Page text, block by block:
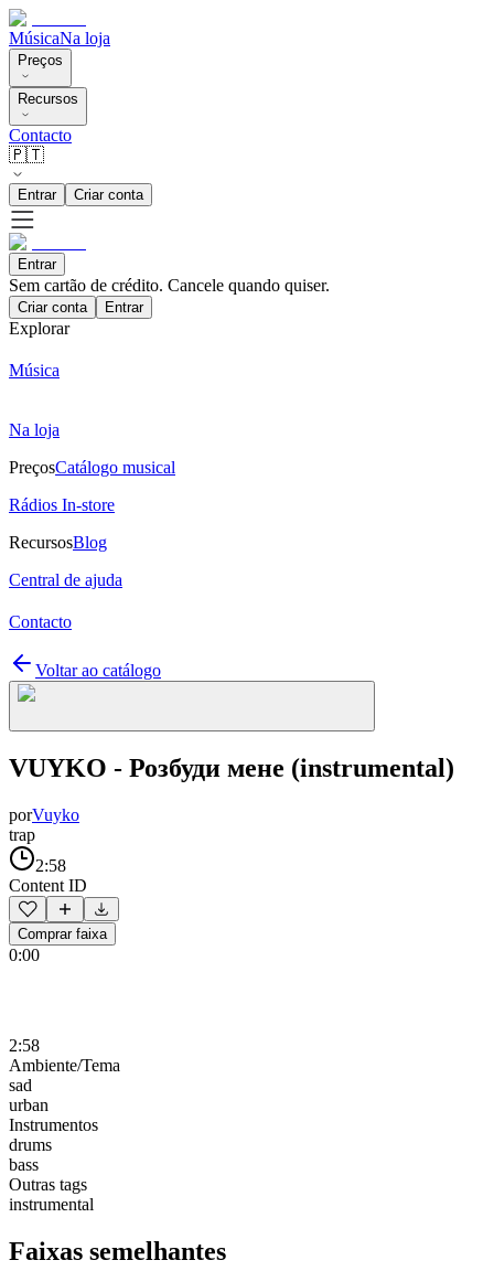
MúsicaNa loja
Preços
Recursos
Contacto
🇵🇹
Entrar Criar conta
Entrar
Sem cartão de crédito. Cancele quando quiser.
Criar conta Entrar
Explorar
Música
Na loja
PreçosCatálogo musical
Rádios In-store
RecursosBlog
Central de ajuda
Contacto
Voltar ao catálogo
VUYKO - Розбуди мене (instrumental)
porVuyko
trap
2:58
Content ID
Comprar faixa
0:00
2:58
Ambiente/Tema
sad
urban
Instrumentos
drums
bass
Outras tags
instrumental
Faixas semelhantes